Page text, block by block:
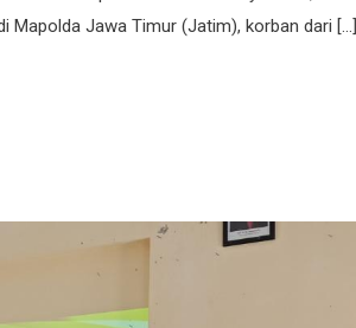
Mapolda Jawa Timur (Jatim), korban dari […]